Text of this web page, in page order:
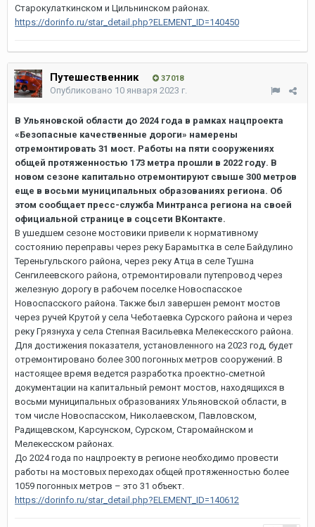
Старокулаткинском и Цильнинском районах.
https://dorinfo.ru/star_detail.php?ELEMENT_ID=140450
Путешественник 37 018
Опубликовано 10 января 2023 г.
В Ульяновской области до 2024 года в рамках нацпроекта
«Безопасные качественные дороги» намерены
отремонтировать 31 мост. Работы на пяти сооружениях
общей протяженностью 173 метра прошли в 2022 году. В
новом сезоне капитально отремонтируют свыше 300 метров
еще в восьми муниципальных образованиях региона. Об
этом сообщает пресс-служба Минтранса региона на своей
официальной странице в соцсети ВКонтакте.
В ушедшем сезоне мостовики привели к нормативному
состоянию переправы через реку Барамытка в селе Байдулино
Тереньгульского района, через реку Атца в селе Тушна
Сенгилеевского района, отремонтировали путепровод через
железную дорогу в рабочем поселке Новоспасское
Новоспасского района. Также был завершен ремонт мостов
через ручей Крутой у села Чеботаевка Сурского района и через
реку Грязнуха у села Степная Васильевка Мелекесского района.
Для достижения показателя, установленного на 2023 год, будет
отремонтировано более 300 погонных метров сооружений. В
настоящее время ведется разработка проектно-сметной
документации на капитальный ремонт мостов, находящихся в
восьми муниципальных образованиях Ульяновской области, в
том числе Новоспасском, Николаевском, Павловском,
Радищевском, Карсунском, Сурском, Старомайнском и
Мелекесском районах.
До 2024 года по нацпроекту в регионе необходимо провести
работы на мостовых переходах общей протяженностью более
1059 погонных метров – это 31 объект.
https://dorinfo.ru/star_detail.php?ELEMENT_ID=140612